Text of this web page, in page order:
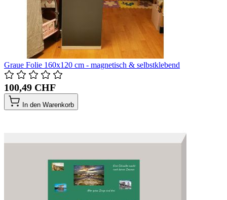
Graue Folie 160x120 cm - magnetisch & selbstklebend
100,49 CHF
In den Warenkorb